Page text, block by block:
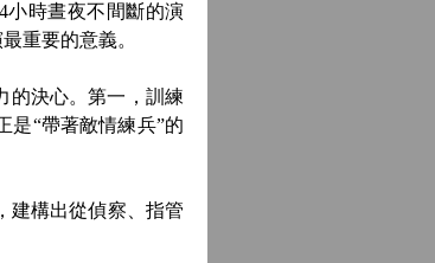
時晝夜不間斷的演
重要的意義。
決心。第一，訓練
是“帶著敵情練兵”的
構出從偵察、指管